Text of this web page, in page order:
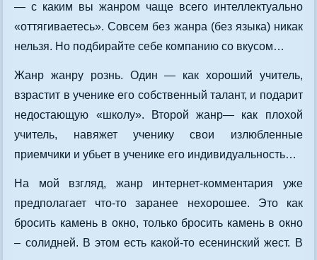
— с каким вы жанром чаще всего интеллектуально
«оттягиваетесь». Совсем без жанра (без языка) никак
нельзя. Но подбирайте себе компанию со вкусом…
Жанр жанру рознь. Один — как хороший учитель,
взрастит в ученике его собственный талант, и подарит
недостающую «школу». Второй жанр— как плохой
учитель, навяжет ученику свои излюбленные
приемчики и убьет в ученике его индивидуальность…
На мой взгляд, жанр интернет-комментария уже
предполагает что-то заранее нехорошее. Это как
бросить камень в окно, только бросить камень в окно
– солидней. В этом есть какой-то есенинский жест. В